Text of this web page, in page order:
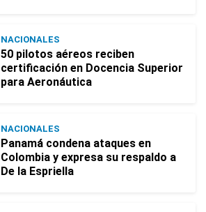
NACIONALES
50 pilotos aéreos reciben
certificación en Docencia Superior
para Aeronáutica
NACIONALES
Panamá condena ataques en
Colombia y expresa su respaldo a
De la Espriella